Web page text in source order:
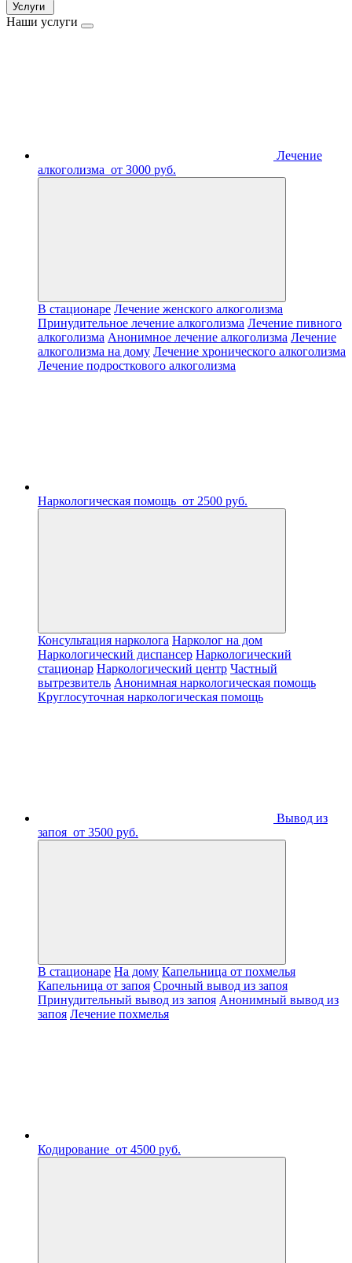
Услуги
Наши услуги
Лечение
алкоголизма от 3000 руб.
В стационаре Лечение женского алкоголизма
Принудительное лечение алкоголизма Лечение пивного
алкоголизма Анонимное лечение алкоголизма Лечение
алкоголизма на дому Лечение хронического алкоголизма
Лечение подросткового алкоголизма
Наркологическая помощь от 2500 руб.
Консультация нарколога Нарколог на дом
Наркологический диспансер Наркологический
стационар Наркологический центр Частный
вытрезвитель Анонимная наркологическая помощь
Круглосуточная наркологическая помощь
Вывод из
запоя от 3500 руб.
В стационаре На дому Капельница от похмелья
Капельница от запоя Срочный вывод из запоя
Принудительный вывод из запоя Анонимный вывод из
запоя Лечение похмелья
Кодирование от 4500 руб.